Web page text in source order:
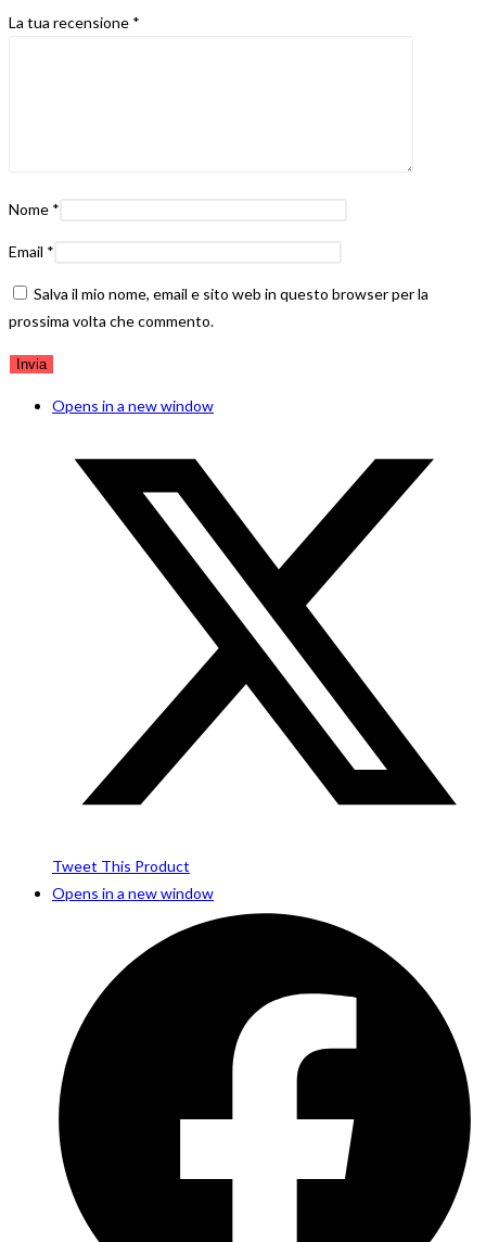
La tua recensione *
Nome *
Email *
Salva il mio nome, email e sito web in questo browser per la
prossima volta che commento.
Opens in a new window
Tweet This Product
Opens in a new window